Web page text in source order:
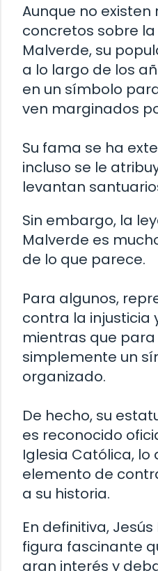
Aunque no
concretos sobre
Malverde, su
a lo largo de los
en un símbolo
ven marginados
Su fama se ha
incluso se le
levantan
Sin embargo, la
Malverde es
de lo que parece.
Para algunos,
contra la injusticia
mientras que
simplemente un
organizado.
De hecho, su
es reconocido
Iglesia Católica, lo
elemento de
a su historia.
En definitiva,
figura fascinante
gran interés y